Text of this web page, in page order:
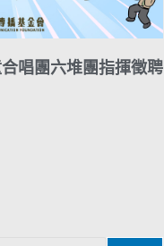
唱團六堆團指揮徵聘